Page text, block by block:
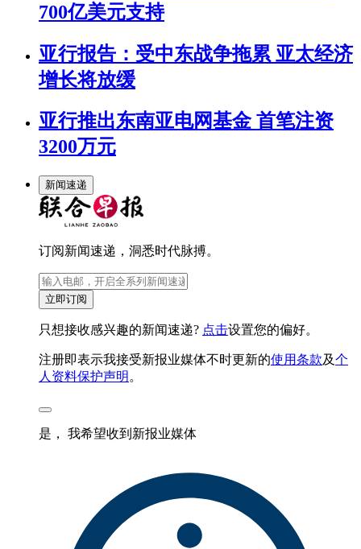
700亿美元支持
亚行报告：受中东战争拖累 亚太经济
增长将放缓
亚行推出东南亚电网基金 首笔注资
3200万元
新闻速递
订阅新闻速递，洞悉时代脉搏。
立即订阅
只想接收感兴趣的新闻速递? 点击设置您的偏好。
注册即表示我接受新报业媒体不时更新的使用条款及个
人资料保护声明 。
是， 我希望收到新报业媒体